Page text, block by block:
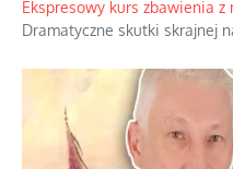
orędzia....